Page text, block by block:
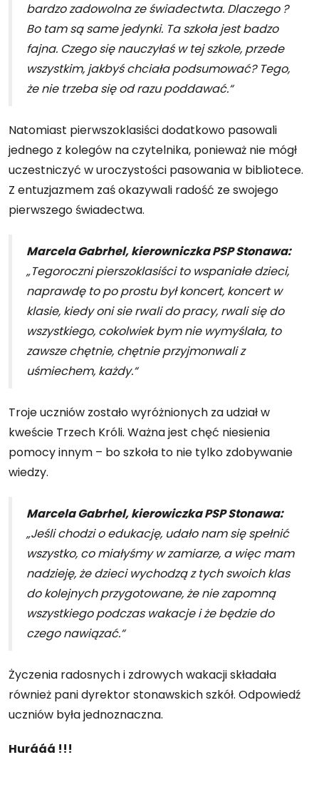
bardzo zadowolna ze świadectwta. Dlaczego ?
Bo tam są same jedynki. Ta szkoła jest badzo
fajna. Czego się nauczyłaś w tej szkole, przede
wszystkim, jakbyś chciała podsumować?Tego,
że nie trzeba się od razu poddawać.“
Natomiast pierwszoklasiści dodatkowo pasowali
jednego z kolegów na czytelnika, ponieważ nie mógł
uczestniczyć w uroczystości pasowania w bibliotece.
Z entuzjazmem zaś okazywali radość ze swojego
pierwszego świadectwa.
Marcela Gabrhel, kierowniczka PSP Stonawa:
„Tegoroczni pierszoklasiści to wspaniałe dzieci,
naprawdę to po prostu był koncert, koncert w
klasie, kiedy oni sie rwali do pracy, rwali się do
wszystkiego, cokolwiek bym nie wymyślała, to
zawsze chętnie, chętnie przyjmonwali z
uśmiechem, każdy.“
Troje uczniów zostało wyróżnionych za udział w
kweście Trzech Króli. Ważna jest chęć niesienia
pomocy innym – bo szkoła to nie tylko zdobywanie
wiedzy.
Marcela Gabrhel, kierowiczka PSP Stonawa:
„Jeśli chodzi o edukację, udało nam się spełnić
wszystko, co miałyśmy w zamiarze, a więc mam
nadzieję, że dzieci wychodzą z tych swoich klas
do kolejnych przygotowane, że nie zapomną
wszystkiego podczas wakacje i że będzie do
czego nawiązać.“
Życzenia radosnych i zdrowych wakacji składała
również pani dyrektor stonawskich szkół. Odpowiedź
uczniów była jednoznaczna.
Hurááá !!!